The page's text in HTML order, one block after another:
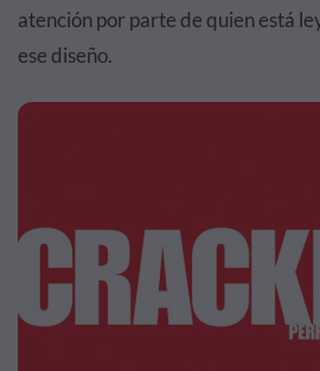
atención por parte de quien está
ese diseño.